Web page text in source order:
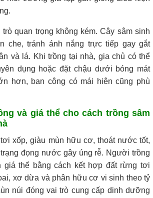
quan trọng không kém. Cây sâm sinh
che, tránh ánh nắng trực tiếp gay gắt
và lá. Khi trồng tại nhà, gia chủ có thể
dụng hoặc đặt chậu dưới bóng mát
hơn, ban công có mái hiên cũng phù
và giá thể cho cách trồng sâm
xốp, giàu mùn hữu cơ, thoát nước tốt,
đọng nước gây úng rễ. Người trồng
giá thể bằng cách kết hợp đất rừng tơi
xơ dừa và phân hữu cơ vi sinh theo tỷ
núi đóng vai trò cung cấp dinh dưỡng